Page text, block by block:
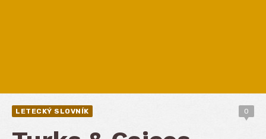
LETECKÝ SLOVNÍK 0